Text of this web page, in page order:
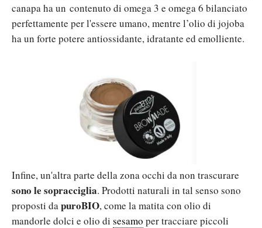
canapa ha un contenuto di omega 3 e omega 6 bilanciato
perfettamente per l'essere umano, mentre l’olio di jojoba
ha un forte potere antiossidante, idratante ed emolliente.
Infine, un'altra parte della zona occhi da non trascurare
sono le sopracciglia. Prodotti naturali in tal senso sono
proposti da puroBIO, come la matita con olio di
mandorle dolci e olio di sesamo per tracciare piccoli